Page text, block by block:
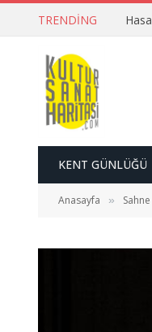
TRENDING
KENT GÜNLÜĞÜ
Anasayfa » Sahne